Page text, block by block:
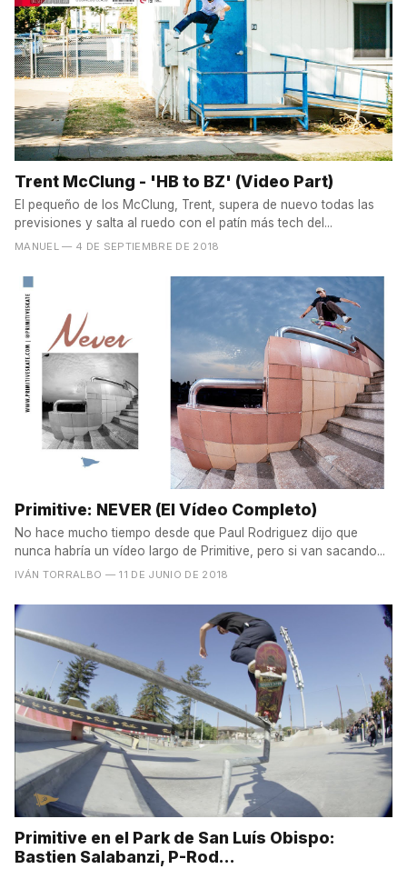
Trent McClung - 'HB to BZ' (Video Part)
El pequeño de los McClung, Trent, supera de nuevo todas las
previsiones y salta al ruedo con el patín más tech del...
MANUEL — 4 DE SEPTIEMBRE DE 2018
Primitive: NEVER (El Vídeo Completo)
No hace mucho tiempo desde que Paul Rodriguez dijo que
nunca habría un vídeo largo de Primitive, pero si van sacando...
IVÁN TORRALBO — 11 DE JUNIO DE 2018
Primitive en el Park de San Luís Obispo:
Bastien Salabanzi, P-Rod...